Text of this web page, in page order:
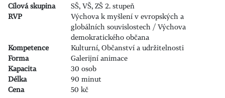
Cílová skupina
SŠ, VŠ, ZŠ 2. stupeň
RVP
Výchova k myšlení v evropských a
globálních souvislostech / Výchova
demokratického občana
Kompetence
Kulturní, Občanství a udržitelnosti
Forma
Galerijní animace
Kapacita
30 osob
Délka
90 minut
Cena
50 kč